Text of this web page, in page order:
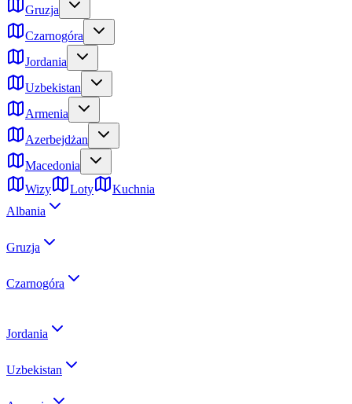
Gruzja
Czarnogóra
Jordania
Uzbekistan
Armenia
Azerbejdżan
Macedonia
Wizy
Loty
Kuchnia
Albania
Gruzja
Czarnogóra
Jordania
Uzbekistan